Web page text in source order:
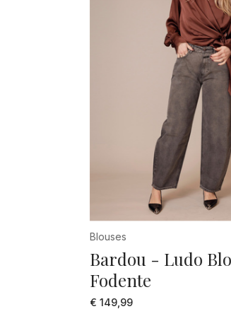
Blouses
Bardou - Ludo
Fodente
€ 149,99